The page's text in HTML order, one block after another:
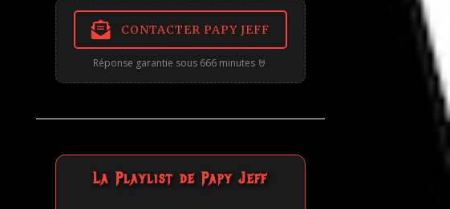
CONTACTER PAPY JEFF
Réponse garantie sous 666 minutes 🤘
La Playlist de Papy Jeff